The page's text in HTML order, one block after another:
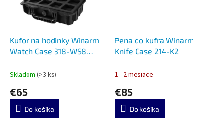
Kufor na hodinky Winarm
Watch Case 318-WS8
Skladom (>3 ks)
€65
Do košíka
Pena do kufra Winarm
Knife Case 214-K2
1 - 2 mesiace
€85
Do košíka